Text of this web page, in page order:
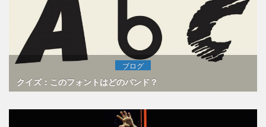
ブログ
クイズ：このフォントはどのバンド？